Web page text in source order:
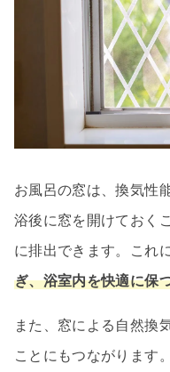
お風呂の窓は、換気性
浴後に窓を開けておく
に排出できます。これ
ぎ、浴室内を快適に保
また、窓による自然換
ことにもつながります